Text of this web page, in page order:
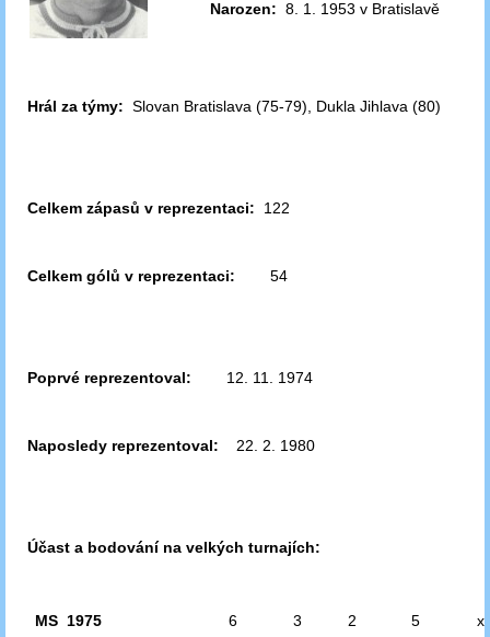
Narozen: 8. 1. 1953 v Bratislavě
Hrál za týmy: Slovan Bratislava (75-79), Dukla Jihlava (80)
Celkem zápasů v reprezentaci: 122
Celkem gólů v reprezentaci: 54
Poprvé reprezentoval: 12. 11. 1974
Naposledy reprezentoval: 22. 2. 1980
Účast a bodování na velkých turnajích:
MS 1975 6 3 2 5 x